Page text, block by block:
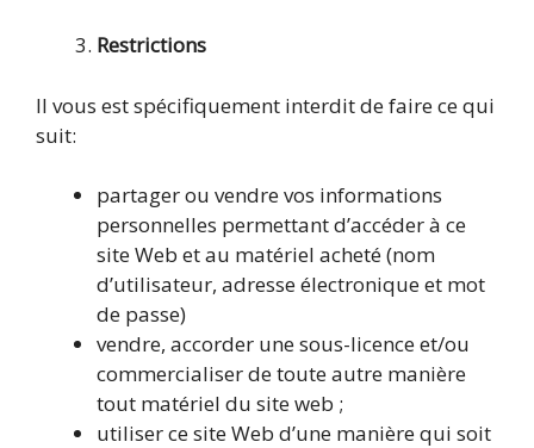
Restrictions
Il vous est spécifiquement interdit de faire ce qui
suit:
partager ou vendre vos informations
personnelles permettant d’accéder à ce
site Web et au matériel acheté (nom
d’utilisateur, adresse électronique et mot
de passe)
vendre, accorder une sous-licence et/ou
commercialiser de toute autre manière
tout matériel du site web ;
utiliser ce site Web d’une manière qui soit